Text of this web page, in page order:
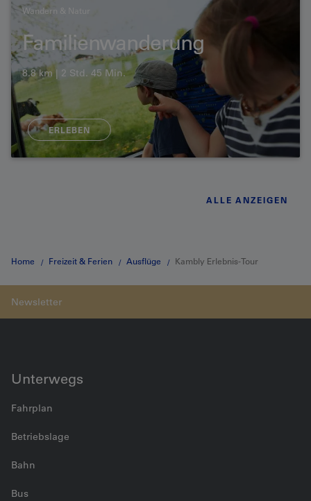
Wandern & Natur
Familienwanderung
8.8 km | 2 Std. 45 Min.
ERLEBEN
ALLE ANZEIGEN
Home Freizeit & Ferien Ausflüge Kambly Erlebnis-Tour
Unterwegs
Fahrplan
Betriebslage
Bahn
Bus